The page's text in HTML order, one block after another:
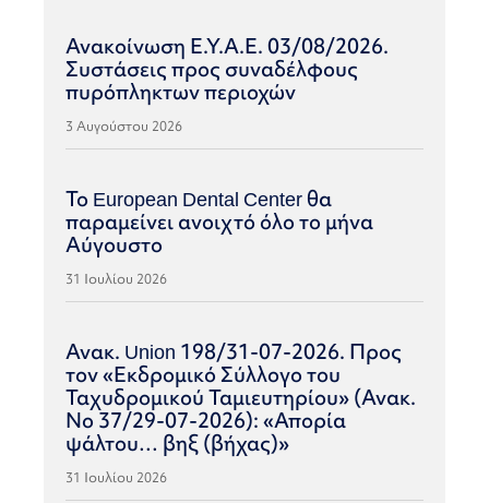
Ανακοίνωση Ε.Υ.Α.Ε. 03/08/2026.
Συστάσεις προς συναδέλφους
πυρόπληκτων περιοχών
3 Αυγούστου 2026
Το European Dental Center θα
παραμείνει ανοιχτό όλο το μήνα
Αύγουστο
31 Ιουλίου 2026
Ανακ. Union 198/31-07-2026. Προς
τον «Εκδρομικό Σύλλογο του
Ταχυδρομικού Ταμιευτηρίου» (Ανακ.
Νο 37/29-07-2026): «Απορία
ψάλτου… βηξ (βήχας)»
31 Ιουλίου 2026